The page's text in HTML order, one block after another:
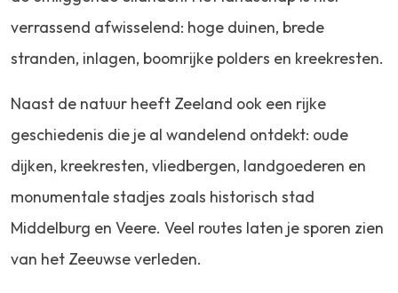
verrassend afwisselend: hoge duinen, brede
stranden, inlagen, boomrijke polders en kreekresten.
Naast de natuur heeft Zeeland ook een rijke
geschiedenis die je al wandelend ontdekt: oude
dijken, kreekresten, vliedbergen, landgoederen en
monumentale stadjes zoals historisch stad
Middelburg en Veere. Veel routes laten je sporen zien
van het Zeeuwse verleden.